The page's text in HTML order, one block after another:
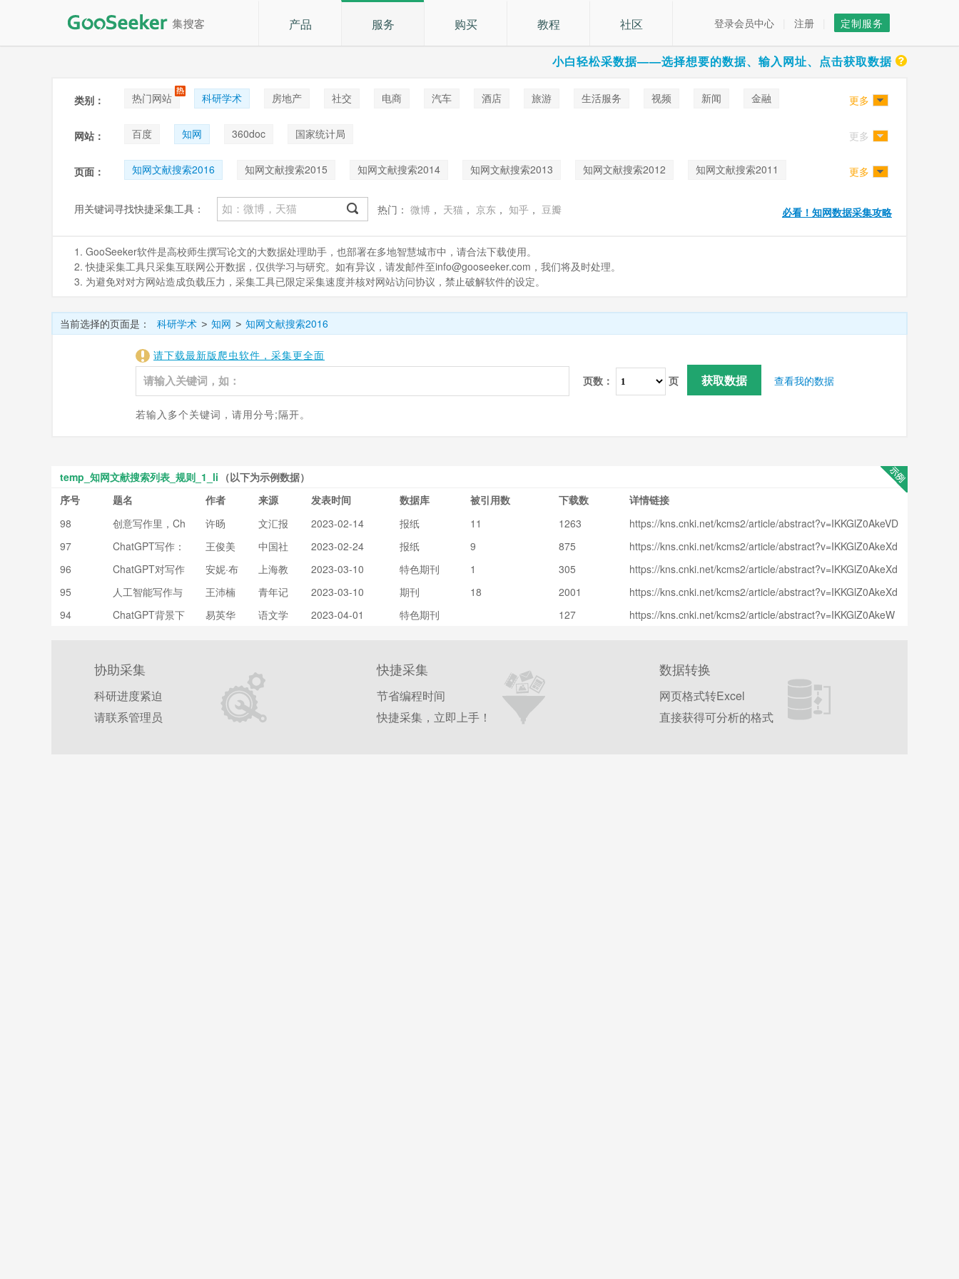
产品 服务 购买 教程 社区 登录会员中心 注册 定制服务
小白轻松采数据——选择想要的数据、输入网址、点击获取数据
类别： 热门网站 科研学术 房地产 社交 电商 汽车 酒店 旅游 生活服务 视频 新闻
金融
论坛贴吧
招聘 拍卖 音乐
更多
网站： 百度 知网 360doc 国家统计局 更多
页面： 知网文献搜索2016 知网文献搜索2015 知网文献搜索2014 知网文献搜索2013 知网文献搜索2012
知网文献搜索2011
知网文献详情 知网文献搜索2009
知网文献搜索2018
知网文献搜索2019 知网文献搜索2020 知网文献搜索2021
知网文献搜索2002
知网文献搜索2022 知网文献搜索2023 知网文献搜索2024
更多
用关键词寻找快捷采集工具： 热门： 微博 ， 天猫 ， 京东 ， 知乎 ， 豆瓣 必看！知网数据采集攻略
1. GooSeeker软件是高校师生撰写论文的大数据处理助手，也部署在多地智慧城市中，请合法下载使用。
2. 快捷采集工具只采集互联网公开数据，仅供学习与研究。如有异议，请发邮件至info@gooseeker.com，我们将及时处理。
3. 为避免对对方网站造成负载压力，采集工具已限定采集速度并核对网站访问协议，禁止破解软件的设定。
当前选择的页面是： 科研学术 > 知网 > 知网文献搜索2016
请下载最新版爬虫软件，采集更全面
页数：
页 获取数据 查看我的数据
若输入多个关键词，请用分号;隔开。
temp_知网文献搜索列表_规则_1_li （以下为示例数据）
序号
题名 作者 来源 发表时间 数据库 被引用数 下载数
详情链接
98
创意写作里，Ch
的是什么
许旸 文汇报 2023-02-14 报纸 11 1263
https://kns.cnki.net/kcms2/article/abstract?v=IKKGlZ0AkeVD
OqLYo8L0_J4RcBws0QLT6UFfw2S_4MXqHoG5BvWcK428
L3zQNLthw52JTX18MxJNHQdPrArWNlpPyODMVz7L9PCi
8KF&uniplatform=NZKPT&language=CHS
97
ChatGPT写作：
出版界怎么看
王俊美
中国社
会科学
报
2023-02-24 报纸 9 875
https://kns.cnki.net/kcms2/article/abstract?v=IKKGlZ0AkeXd
2fPr8co1D3tBjnl4wu85fC3YwdBe99KYykk9PvqyJ8L2W24S
8V24ayw2AcZW_DYQoKcvZZq_jQH1ykYPSo5zxvmuuMvD
atform=NZKPT&language=CHS
96
ChatGPT对写作
教学意味着什么?
安妮·布
鲁德;赵
佩瑶
上海教
育
2023-03-10 特色期刊 1 305
https://kns.cnki.net/kcms2/article/abstract?v=IKKGlZ0AkeXd
Npixmpq5pjJFcZC-JskVabb8R7dh_WuZBKA1S3aZ6UB5By
xs88ujC3LVFWcBXYWPoiKccBszfQhpRjMdeedPTz1WO_o
95
人工智能写作与
算法素养教育的
兴起——以Chat
王沛楠
青年记
2023-03-10 期刊 18 2001
https://kns.cnki.net/kcms2/article/abstract?v=IKKGlZ0AkeXd
dI8hRGNpHNTemBZCHgccmYW8tpyCfh82AZ9BDoRlJmxF
nguage=CHS
94
ChatGPT背景下
易英华
语文学
2023-04-01 特色期刊 127
https://kns.cnki.net/kcms2/article/abstract?v=IKKGlZ0AkeW
EDc_nsux-mYLPxOZM7CHrTkG_2O-2ZR0w9173rdQ==&u
协助采集
科研进度紧迫
请联系管理员
快捷采集
节省编程时间
快捷采集，立即上手！
数据转换
网页格式转Excel
直接获得可分析的格式